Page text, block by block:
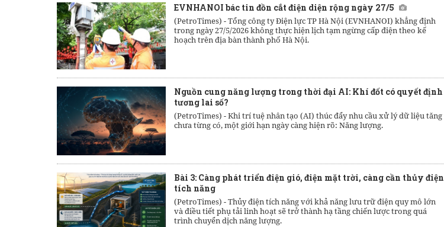
EVNHANOI bác tin đồn cắt điện diện rộng ngày 27/5
(PetroTimes) -Tổng công ty Điện lực TP Hà Nội (EVNHANOI) khẳng định
trong ngày 27/5/2026 không thực hiện lịch tạm ngừng cấp điện theo kế
hoạch trên địa bàn thành phố Hà Nội.
Nguồn cung năng lượng trong thời đại AI: Khí đốt có quyết định
tương lai số?
(PetroTimes) -Khi trí tuệ nhân tạo (AI) thúc đẩy nhu cầu xử lý dữ liệu tăng
chưa từng có, một giới hạn ngày càng hiện rõ: Năng lượng.
Bài 3: Càng phát triển điện gió, điện mặt trời, càng cần thủy điện
tích năng
(PetroTimes) -Thủy điện tích năng với khả năng lưu trữ điện quy mô lớn
và điều tiết phụ tải linh hoạt sẽ trở thành hạ tầng chiến lược trong quá
trình chuyển dịch năng lượng.